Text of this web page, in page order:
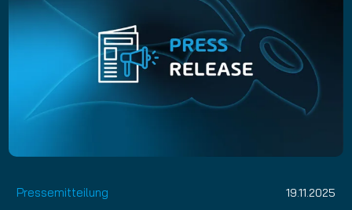
Pressemitteilung 19.11.2025